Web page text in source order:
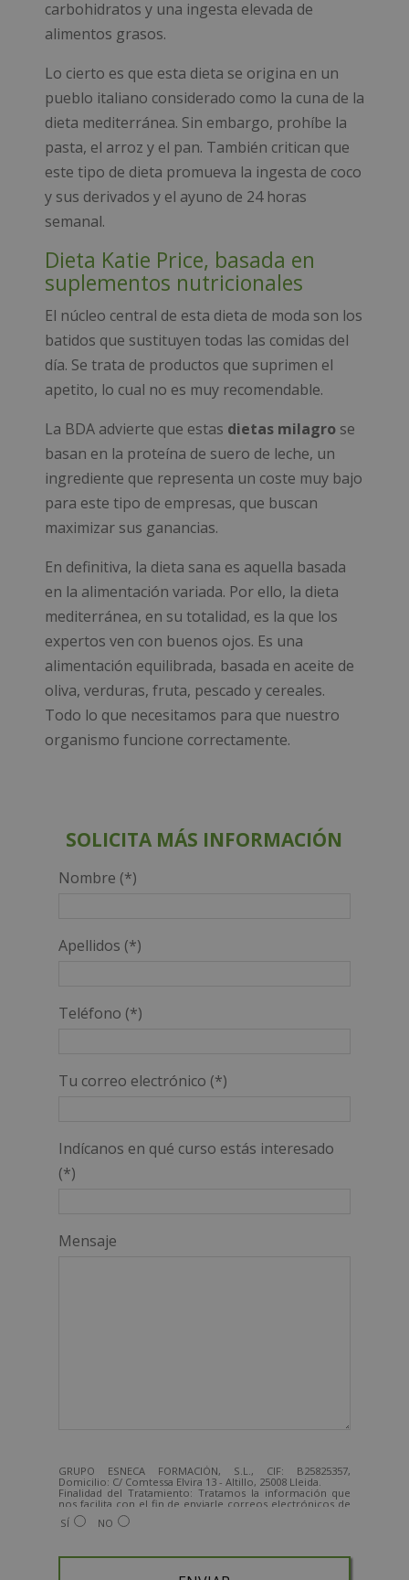
carbohidratos y una ingesta elevada de
alimentos grasos.
Lo cierto es que esta dieta se origina en un
pueblo italiano considerado como la cuna de la
dieta mediterránea. Sin embargo, prohíbe la
pasta, el arroz y el pan. También critican que
este tipo de dieta promueva la ingesta de coco
y sus derivados y el ayuno de 24 horas
semanal.
Dieta Katie Price, basada en
suplementos nutricionales
El núcleo central de esta dieta de moda son los
batidos que sustituyen todas las comidas del
día. Se trata de productos que suprimen el
apetito, lo cual no es muy recomendable.
La BDA advierte que estas dietas milagrose
basan en la proteína de suero de leche, un
ingrediente que representa un coste muy bajo
para este tipo de empresas, que buscan
maximizar sus ganancias.
En definitiva, la dieta sana es aquella basada
en la alimentación variada. Por ello, la dieta
mediterránea, en su totalidad, es la que los
expertos ven con buenos ojos. Es una
alimentación equilibrada, basada en aceite de
oliva, verduras, fruta, pescado y cereales.
Todo lo que necesitamos para que nuestro
organismo funcione correctamente.
SOLICITA MÁS INFORMACIÓN
Nombre (*)
Apellidos (*)
Teléfono (*)
Tu correo electrónico (*)
Indícanos en qué curso estás interesado
(*)
Mensaje
GRUPO ESNECA FORMACIÓN, S.L., CIF: B25825357,
Domicilio: C/ Comtessa Elvira 13 - Altillo, 25008 Lleida.
Finalidad del Tratamiento: Tratamos la información que
nos facilita con el fin de enviarle correos electrónicos de
tipo comercial relacionado con los productos ofrecidos y
otros tipo de productos que fueran de su interés.
Derechos: Puede ejercitar sus derechos identificándose
SÍ NO